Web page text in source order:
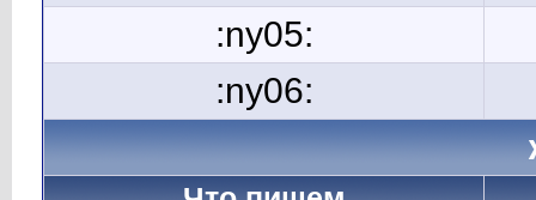
:ny05:
:ny06: